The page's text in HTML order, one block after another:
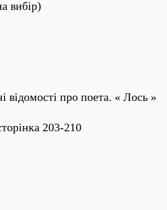
вибір)
про поета. « Лось »
203-210